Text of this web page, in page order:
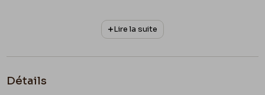
Lire la suite
Détails